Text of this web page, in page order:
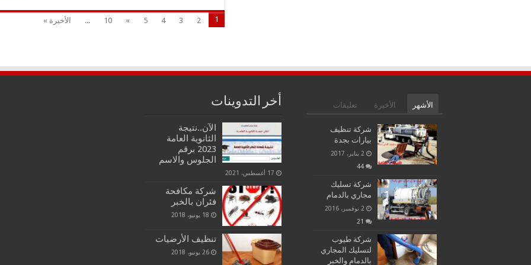
1
2
3
4
5
»
10
... الأخيرة »
الأشهر الأخيرة تعليقات
الوسوم
شركة تنظيف
بيارات بجدة
2 يناير، 2017
44
شركة تسليك
مجاري بالدمام
2 نوفمبر، 2016
21
شركة طيوب
لتسليك المجاري
بالدمام والخبر
أخر التدوينات
الآن..نتيجة
الثانوية العامة
2023 برقم
الجلوس والاسم
17 أغسطس، 2021
شركة مكافحة
فئران بالخبر
18 يونيو، 2018
تنظيف الأرضيات
26 يونيو، 2018